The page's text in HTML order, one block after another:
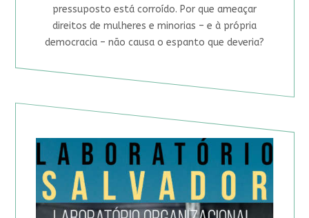
pressuposto está corroído. Por que ameaçar
direitos de mulheres e minorias – e à própria
democracia – não causa o espanto que deveria?